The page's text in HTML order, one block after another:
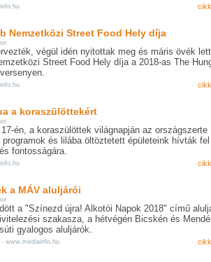
Nemzetközi Street Food Hely díja
végül idén nyitottak meg és máris övék
Street Food Hely díja a 2018-as The
a koraszülöttekért
17-én, a koraszülöttek világnapján az országszerte
és lilába öltöztetett épületeink hívták
fontosságára.
a MÁV aluljárói
a "Színezd újra! Alkotói Napok 2018" című
szakasza, a hétvégén Bicskén és
gyalogos aluljárók.
- www.mediainfo.hu